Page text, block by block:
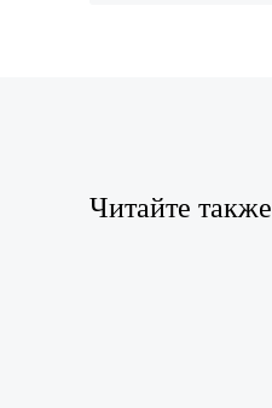
Читайте также